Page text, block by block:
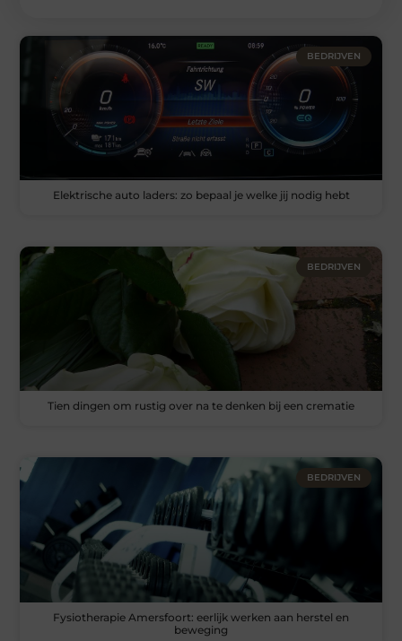
BEDRIJVEN
Elektrische auto laders: zo bepaal je welke jij nodig hebt
BEDRIJVEN
Tien dingen om rustig over na te denken bij een crematie
BEDRIJVEN
Fysiotherapie Amersfoort: eerlijk werken aan herstel en
beweging